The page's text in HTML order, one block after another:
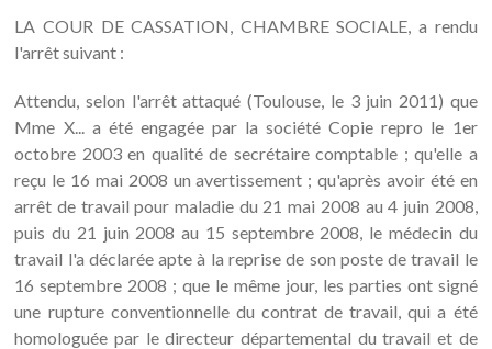
LA COUR DE CASSATION, CHAMBRE SOCIALE, a rendu
l'arrêt suivant :
Attendu, selon l'arrêt attaqué (Toulouse, le 3 juin 2011) que
Mme X... a été engagée par la société Copie repro le 1er
octobre 2003 en qualité de secrétaire comptable ; qu'elle a
reçu le 16 mai 2008 un avertissement ; qu'après avoir été en
arrêt de travail pour maladie du 21 mai 2008 au 4 juin 2008,
puis du 21 juin 2008 au 15 septembre 2008, le médecin du
travail l'a déclarée apte à la reprise de son poste de travail le
16 septembre 2008 ; que le même jour, les parties ont signé
une rupture conventionnelle du contrat de travail, qui a été
homologuée par le directeur départemental du travail et de